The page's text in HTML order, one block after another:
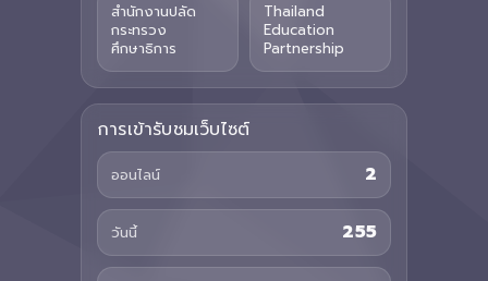
สำนักงานปลัด
กระทรวง
ศึกษาธิการ
Thailand
Education
Partnership
การเข้ารับชมเว็บไซต์
ออนไลน์ 2
วันนี้ 255